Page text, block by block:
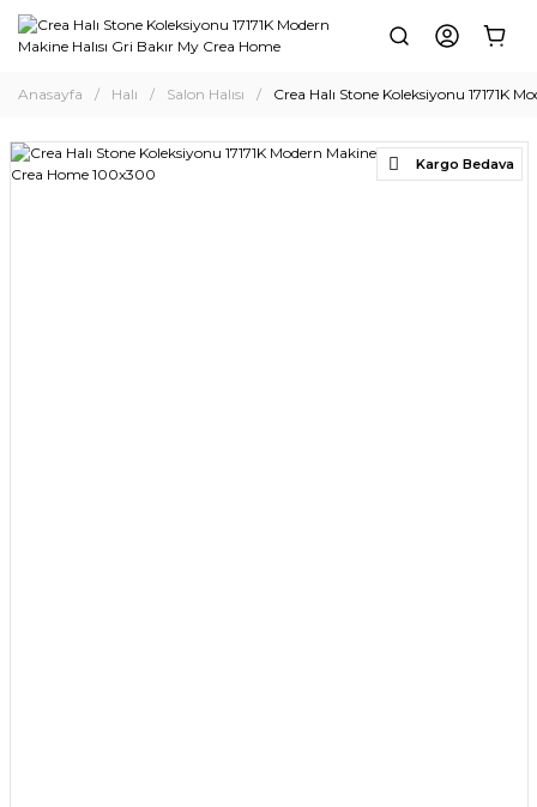
Anasayfa Halı Salon Halısı Crea Halı Stone Koleksiyonu 17171K
Kargo Bedava